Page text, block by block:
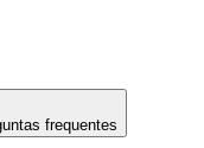
frequentes